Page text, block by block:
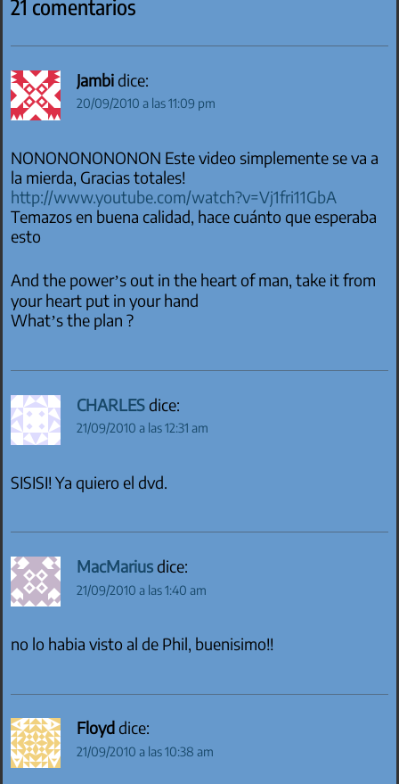
21 comentarios
Jambidice:
20/09/2010 a las 11:09 pm
NONONONONONON Este video simplemente se va a
la mierda, Gracias totales!
http://www.youtube.com/watch?v=Vj1fri11GbA
Temazos en buena calidad, hace cuánto que esperaba
esto
And the power’s out in the heart of man, take it from
your heart put in your hand
What’s the plan ?
CHARLESdice:
21/09/2010 a las 12:31 am
SISISI! Ya quiero el dvd.
MacMariusdice:
21/09/2010 a las 1:40 am
no lo habia visto al de Phil, buenisimo!!
Floyd dice:
21/09/2010 a las 10:38 am